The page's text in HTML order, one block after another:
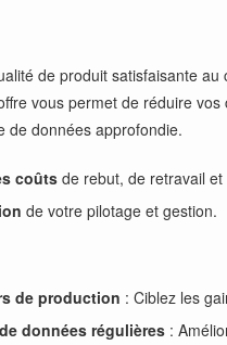
de produit satisfaisante au
vous permet de réduire
de données approfondie.
coûts de rebut, de retravail et
de votre pilotage et gestion.
de production : Ciblez les
données régulières :